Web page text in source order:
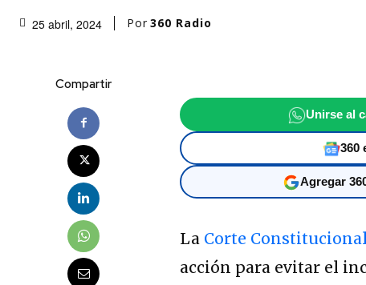
25 abril, 2024 Por 360 Radio
Compartir
Unirse al
360
Agregar
La Corte Constitucional
acción para evitar el